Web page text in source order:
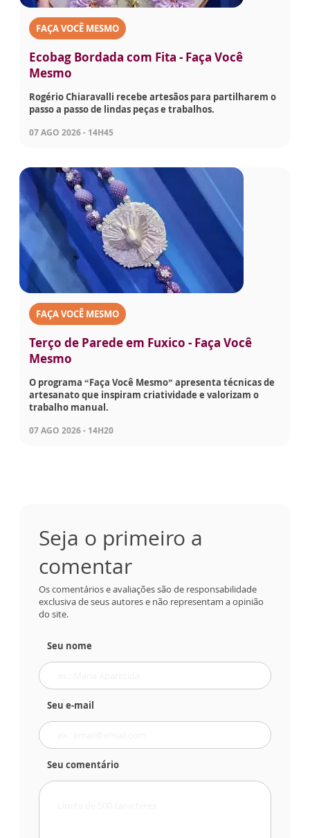
FAÇA VOCÊ MESMO
Ecobag Bordada com Fita - Faça Você
Mesmo
Rogério Chiaravalli recebe artesãos para partilharem o
passo a passo de lindas peças e trabalhos.
07 AGO 2026 - 14H45
FAÇA VOCÊ MESMO
Terço de Parede em Fuxico - Faça Você
Mesmo
O programa “Faça Você Mesmo” apresenta técnicas de
artesanato que inspiram criatividade e valorizam o
trabalho manual.
07 AGO 2026 - 14H20
Seja o primeiro a
comentar
Os comentários e avaliações são de responsabilidade
exclusiva de seus autores e não representam a opinião
do site.
Seu nome
Seu e-mail
Seu comentário